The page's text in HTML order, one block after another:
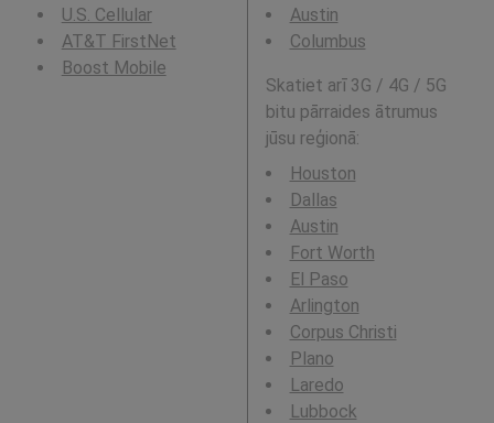
U.S. Cellular
AT&T FirstNet
Boost Mobile
Austin
Columbus
Skatiet arī 3G / 4G / 5G
bitu pārraides ātrumus
jūsu reģionā:
Houston
Dallas
Austin
Fort Worth
El Paso
Arlington
Corpus Christi
Plano
Laredo
Lubbock